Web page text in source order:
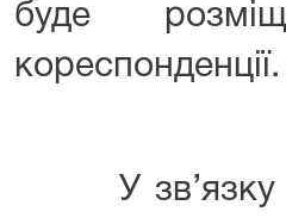
буде
кореспонденції.
У зв’язку з